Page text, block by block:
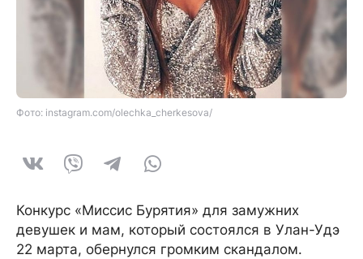
Фото: instagram.com/olechka_cherkesova/
Конкурс «Миссис Бурятия» для замужних
девушек и мам, который состоялся в Улан-Удэ
22 марта, обернулся громким скандалом.